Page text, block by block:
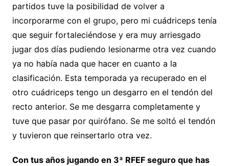
partidos tuve la posibilidad de volver a
incorporarme con el grupo, pero mi cuádriceps tenía
que seguir fortaleciéndose y era muy arriesgado
jugar dos días pudiendo lesionarme otra vez cuando
ya no había nada que hacer en cuanto a la
clasificación. Esta temporada ya recuperado en el
otro cuádriceps tengo un desgarro en el tendón del
recto anterior. Se me desgarra completamente y
tuve que pasar por quirófano. Se me soltó el tendón
y tuvieron que reinsertarlo otra vez.
Con tus años jugando en 3ª RFEF seguro que has